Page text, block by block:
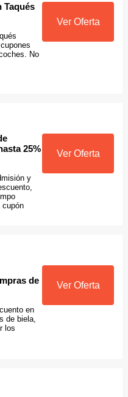
Taqués
No
Ver Oferta
25%
y
cupón
Ver Oferta
de
en
de biela,
los
Ver Oferta